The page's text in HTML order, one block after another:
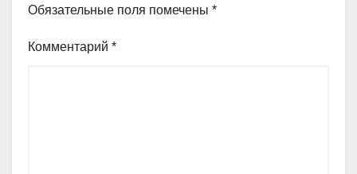
Обязательные поля помечены *
Комментарий *